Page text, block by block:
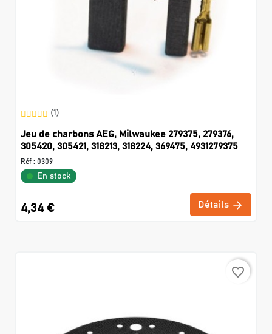
(1)
Jeu de charbons AEG, Milwaukee 279375, 279376,
305420, 305421, 318213, 318224, 369475, 4931279375
Réf : 0309
En stock
4,34 € Détails
favorite_border